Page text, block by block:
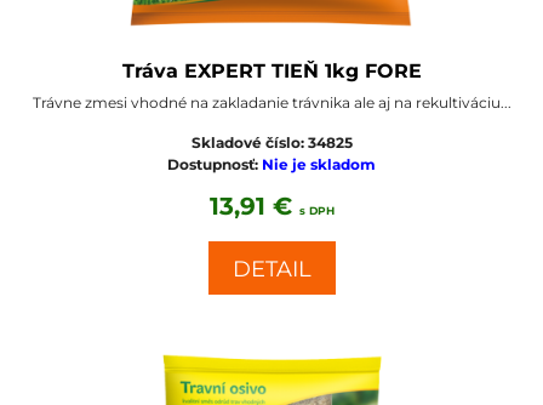
Tráva EXPERT TIEŇ 1kg FORE
Trávne zmesi vhodné na zakladanie trávnika ale aj na rekultiváciu...
Skladové číslo: 34825
Dostupnosť: Nie je skladom
13,91 € s DPH
DETAIL